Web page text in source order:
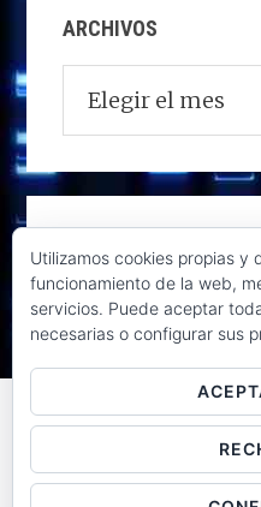
ARCHIVOS
Raúl de la Puente -
Utilizamos cookies propias y
funcionamiento de la web,
servicios. Puede aceptar
necesarias o configurar sus